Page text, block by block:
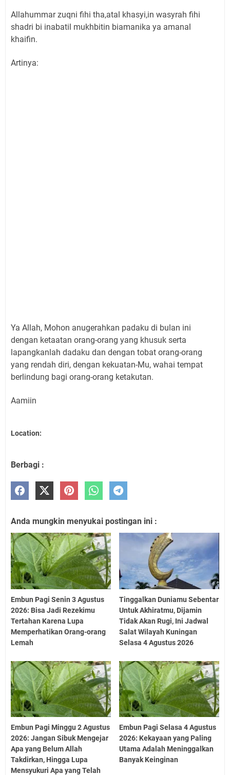
Allahummar zuqni fihi tha,atal khasyi,in wasyrah fihi
shadri bi inabatil mukhbitin biamanika ya amanal
khaifin.
Artinya:
Ya Allah, Mohon anugerahkan padaku di bulan ini
dengan ketaatan orang-orang yang khusuk serta
lapangkanlah dadaku dan dengan tobat orang-orang
yang rendah diri, dengan kekuatan-Mu, wahai tempat
berlindung bagi orang-orang ketakutan.
Aamiin
Location:
Berbagi :
Anda mungkin menyukai postingan ini :
Embun Pagi Senin 3 Agustus
2026: Bisa Jadi Rezekimu
Tertahan Karena Lupa
Memperhatikan Orang-orang
Lemah
Tinggalkan Duniamu Sebentar
Untuk Akhiratmu, Dijamin
Tidak Akan Rugi, Ini Jadwal
Salat Wilayah Kuningan
Selasa 4 Agustus 2026
Embun Pagi Minggu 2 Agustus
2026: Jangan Sibuk Mengejar
Apa yang Belum Allah
Takdirkan, Hingga Lupa
Mensyukuri Apa yang Telah
Embun Pagi Selasa 4 Agustus
2026: Kekayaan yang Paling
Utama Adalah Meninggalkan
Banyak Keinginan